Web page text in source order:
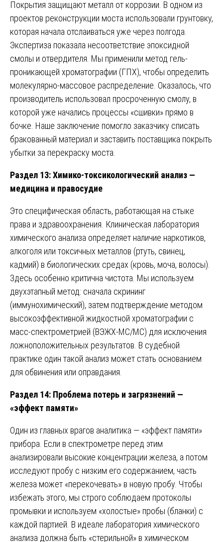
Покрытия защищают металл от коррозии. В одном из
проектов реконструкции моста использовали грунтовку,
которая начала отслаиваться уже через полгода.
Экспертиза показала несоответствие эпоксидной
смолы и отвердителя. Мы применили метод гель-
проникающей хроматографии (ГПХ), чтобы определить
молекулярно-массовое распределение. Оказалось, что
производитель использовал просроченную смолу, в
которой уже начались процессы «сшивки» прямо в
бочке. Наше заключение помогло заказчику списать
бракованный материал и заставить поставщика покрыть
убытки за перекраску моста.
Раздел 13: Химико-токсикологический анализ —
медицина и правосудие
Это специфическая область, работающая на стыке
права и здравоохранения. Клиническая лаборатория
химического анализа определяет наличие наркотиков,
алкоголя или токсичных металлов (ртуть, свинец,
кадмий) в биологических средах (кровь, моча, волосы).
Здесь особенно критична чистота. Мы используем
двухэтапный метод: сначала скрининг
(иммунохимический), затем подтверждение методом
высокоэффективной жидкостной хроматографии с
масс-спектрометрией (ВЭЖХ-МС/МС) для исключения
ложноположительных результатов. В судебной
практике один такой анализ может стать основанием
для обвинения или оправдания.
Раздел 14: Проблема потерь и загрязнений —
«эффект памяти»
Один из главных врагов аналитика — «эффект памяти»
прибора. Если в спектрометре перед этим
анализировали высокие концентрации железа, а потом
исследуют пробу с низким его содержанием, часть
железа может «перекочевать» в новую пробу. Чтобы
избежать этого, мы строго соблюдаем протоколы
промывки и используем «холостые» пробы (бланки) с
каждой партией. В идеале лаборатория химического
анализа должна быть «стерильной» в химическом